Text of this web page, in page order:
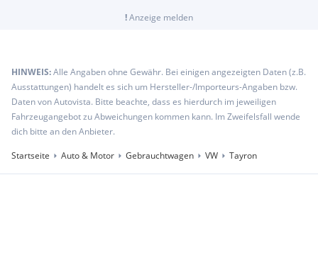
!Anzeige melden
HINWEIS:Alle Angaben ohne Gewähr. Bei einigen angezeigten Daten (z.B.
Ausstattungen) handelt es sich um Hersteller-/Importeurs-Angaben bzw.
Daten von Autovista. Bitte beachte, dass es hierdurch im jeweiligen
Fahrzeugangebot zu Abweichungen kommen kann. Im Zweifelsfall wende
dich bitte an den Anbieter.
Startseite
Auto & Motor Gebrauchtwagen VW Tayron